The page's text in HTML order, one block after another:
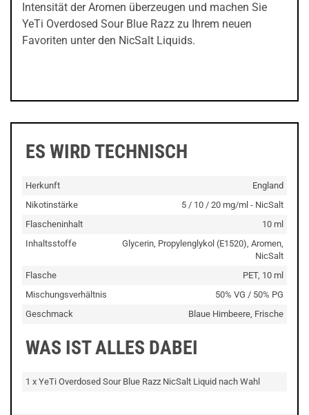
Intensität der Aromen überzeugen und machen Sie
YeTi Overdosed Sour Blue Razz zu Ihrem neuen
Favoriten unter den NicSalt Liquids.
ES WIRD TECHNISCH
Herkunft
England
Nikotinstärke
5 / 10 / 20 mg/ml - NicSalt
Flascheninhalt
10 ml
Inhaltsstoffe
Glycerin, Propylenglykol (E1520), Aromen,
NicSalt
Flasche
PET, 10 ml
Mischungsverhältnis
50% VG / 50% PG
Geschmack
Blaue Himbeere, Frische
WAS IST ALLES DABEI
1 x YeTi Overdosed Sour Blue Razz NicSalt Liquid nach Wahl